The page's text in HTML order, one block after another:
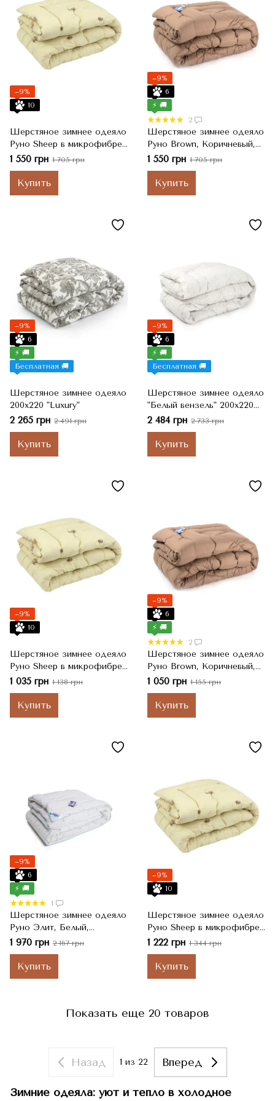
−9%
10
Шерстяное зимнее одеяло
Руно Sheep в микрофибре,
Молочный, Евро, 200x220
см
1 550 грн 1 705 грн
Купить
−9%
6
⚡ 🚚
2
Шерстяное зимнее одеяло
Руно Brown, Коричневый,
Евро, 200x220 см
1 550 грн 1 705 грн
Купить
−9%
6
⚡ 🚚
Бесплатная 🚚
Шерстяное зимнее одеяло
200х220 "Luxury"
2 265 грн 2 491 грн
Купить
−9%
6
⚡ 🚚
Бесплатная 🚚
Шерстяное зимнее одеяло
"Белый вензель" 200х220
см
2 484 грн 2 733 грн
Купить
−9%
10
Шерстяное зимнее одеяло
Руно Sheep в микрофибре,
Молочный, Полуторный,
140x205 см
1 035 грн 1 138 грн
Купить
−9%
6
⚡ 🚚
2
Шерстяное зимнее одеяло
Руно Brown, Коричневый,
Полуторный, 155x215 см
1 050 грн 1 155 грн
Купить
−9%
6
⚡ 🚚
1
Шерстяное зимнее одеяло
Руно Элит, Белый,
Полуторный, 155x210 см
1 970 грн 2 167 грн
Купить
−9%
10
Шерстяное зимнее одеяло
Руно Sheep в микрофибре,
Молочный, Двуспальный,
172x205 см
1 222 грн 1 344 грн
Купить
Показать еще 20 товаров
Назад 1 из 22 Вперед
Зимние одеяла: уют и тепло в холодное